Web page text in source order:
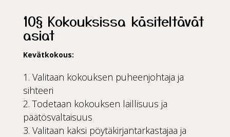
10§ Kokouksissa käsiteltävät
asiat
Kevätkokous:
Valitaan kokouksen puheenjohtaja ja
sihteeri
Todetaan kokouksen laillisuus ja
päätösvaltaisuus
Valitaan kaksi pöytäkirjantarkastajaa ja